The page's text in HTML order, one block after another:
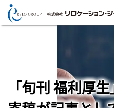
「旬刊 福利厚